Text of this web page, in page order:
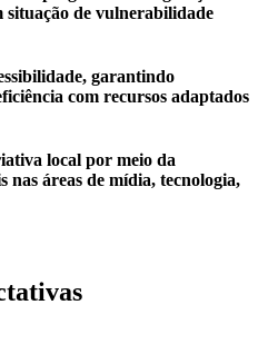
situação de vulnerabilidade
garantindo
com recursos adaptados
local por meio da
nas áreas de mídia, tecnologia,